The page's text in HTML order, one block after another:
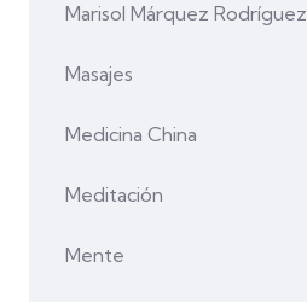
Marisol Márquez Rodríguez
Masajes
Medicina China
Meditación
Mente